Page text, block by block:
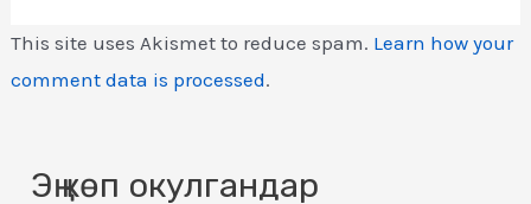
This site uses Akismet to reduce spam. Learn how your
comment data is processed.
Эң көп окулгандар